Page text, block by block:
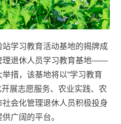
学习教育活动基地的揭牌成
理退休人员学习教育基地——
措，该基地将以“学习教育
展志愿服务、农业实践、农
会化管理退休人员积极投身
广阔的平台。